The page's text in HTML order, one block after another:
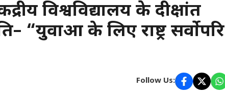
विश्वविद्यालय के दीक्षांत
“युवाओं के लिए राष्ट्र सर्वोपरि
Follow Us: